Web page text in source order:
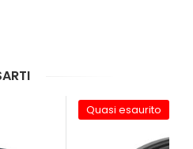
Quasi esaurito